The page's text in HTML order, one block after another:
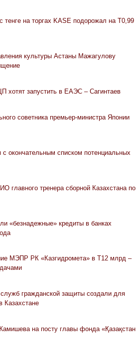
тенге на торгах KASE подорожал на Т0,99
культуры Астаны Мажагулову
хотят запустить в ЕАЭС – Сагинтаев
советника премьер-министра Японии
с окончательным списком потенциальных
главного тренера сборной Казахстана по
«безнадежные» кредиты в банках
МЭПР РК «Казгидромета» в Т12 млрд –
гражданской защиты создали для
Казахстане
на посту главы фонда «Қазақстан